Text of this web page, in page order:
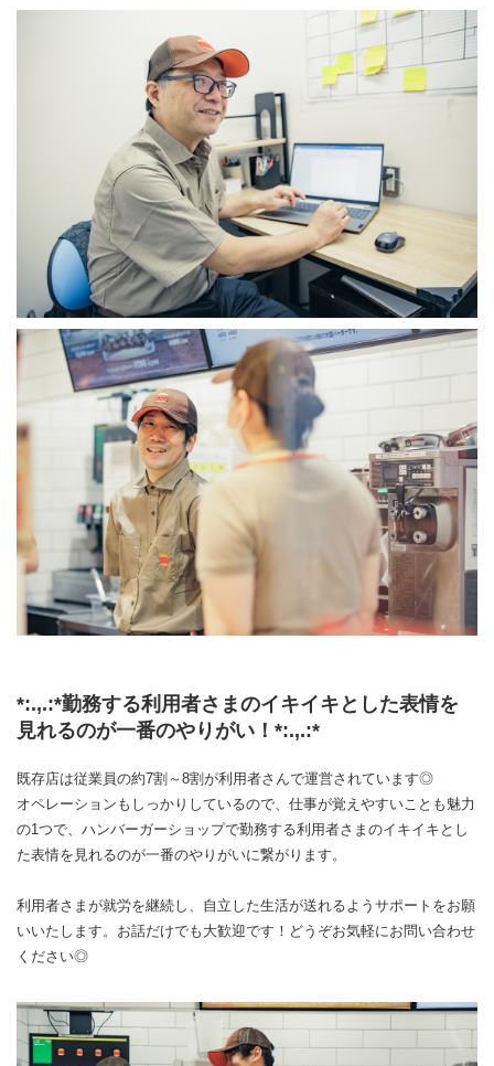
*:.,.:*勤務する利用者さまのイキイキとした表情を
見れるのが一番のやりがい！*:.,.:*
既存店は従業員の約7割～8割が利用者さんで運営されています◎
オペレーションもしっかりしているので、仕事が覚えやすいことも魅力
の1つで、ハンバーガーショップで勤務する利用者さまのイキイキとし
た表情を見れるのが一番のやりがいに繋がります。
利用者さまが就労を継続し、自立した生活が送れるようサポートをお願
いいたします。お話だけでも大歓迎です！どうぞお気軽にお問い合わせ
ください◎